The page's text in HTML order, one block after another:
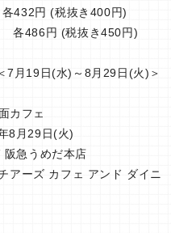
(税抜き400円)
各486円 (税抜き450円)
月19日(水)～8月29日(火)＞
カフェ
8月29日(火)
急うめだ本店
アーズ カフェ アンド ダイニ